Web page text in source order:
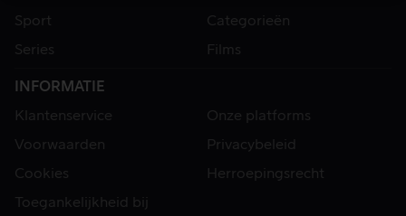
Sport
Categorieën
Series
Films
INFORMATIE
Klantenservice
Onze platforms
Voorwaarden
Privacybeleid
Cookies
Herroepingsrecht
Toegankelijkheid bij